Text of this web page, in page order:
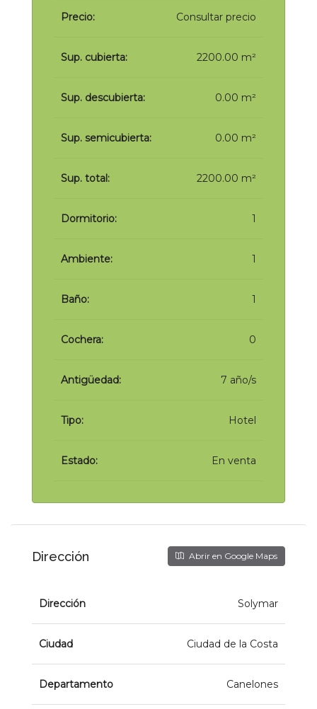
Precio: Consultar precio
Sup. cubierta: 2200.00 m²
Sup. descubierta: 0.00 m²
Sup. semicubierta: 0.00 m²
Sup. total: 2200.00 m²
Dormitorio: 1
Ambiente: 1
Baño: 1
Cochera: 0
Antigüedad: 7 año/s
Tipo: Hotel
Estado: En venta
Dirección Abrir en Google Maps
Dirección Solymar
Ciudad Ciudad de la Costa
Departamento Canelones